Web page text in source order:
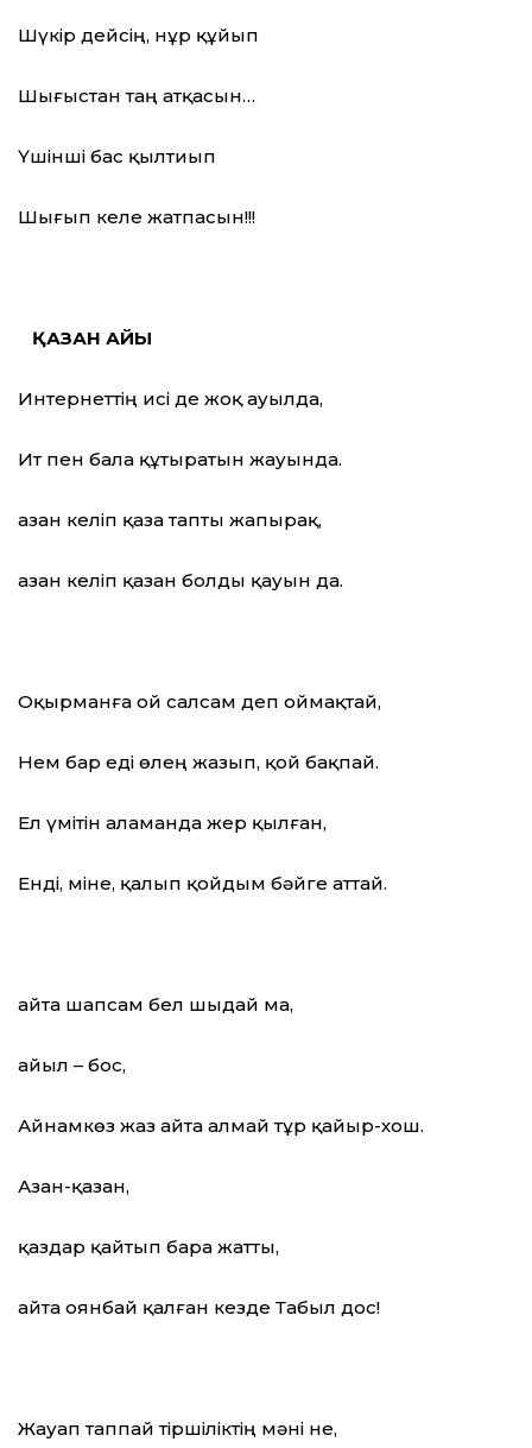
Шүкір дейсің, нұр құйып
Шығыстан таң атқасын…
Үшінші бас қылтиып
Шығып келе жатпасын!!!
ҚАЗАН АЙЫ
Интернеттің исі де жоқ ауылда,
Ит пен бала құтыратын жауында.
Қазан келіп қаза тапты жапырақ,
Қазан келіп қазан болды қауын да.
Оқырманға ой салсам деп оймақтай,
Нем бар еді өлең жазып, қой бақпай.
Ел үмітін аламанда жер қылған,
Енді, міне, қалып қойдым бәйге аттай.
Қайта шапсам бел шыдай ма,
айыл – бос,
Айнамкөз жаз айта алмай тұр қайыр-хош.
Азан-қазан,
қаздар қайтып бара жатты,
Қайта оянбай қалған кезде Табыл дос!
Жауап таппай тіршіліктің мәні не,